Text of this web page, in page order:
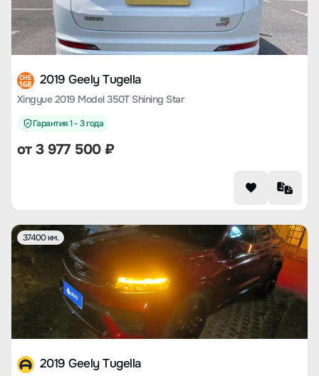
CHE
168 2019 Geely Tugella
Xingyue 2019 Model 350T Shining Star
Гарантия 1 - 3 года
от3 977 500₽
37400 км.
2019 Geely Tugella